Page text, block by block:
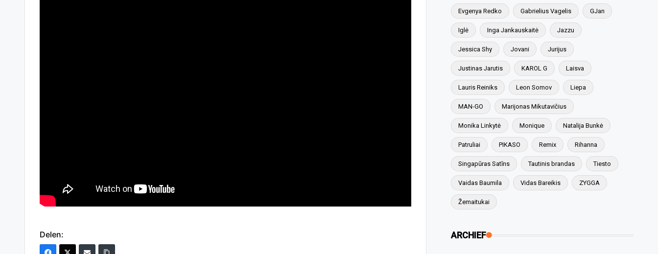
Delen:
Evgenya Redko Gabrielius Vagelis GJan
Iglė Inga Jankauskaitė Jazzu
Jessica Shy Jovani Jurijus
Justinas Jarutis KAROL G Laisva
Lauris Reiniks Leon Somov Liepa
MAN-GO Marijonas Mikutavičius
Monika Linkytė Monique Natalija Bunkė
Patruliai PIKASO Remix Rihanna
Singapūras Satīns Tautinis brandas Tiesto
Vaidas Baumila Vidas Bareikis ZYGGA
Žemaitukai
ARCHIEF